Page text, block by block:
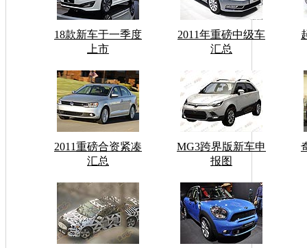
18款新车于一季度
上市
2011年重磅中级车
汇总
2011重磅合资紧凑
汇总
MG3跨界版新车申
报图